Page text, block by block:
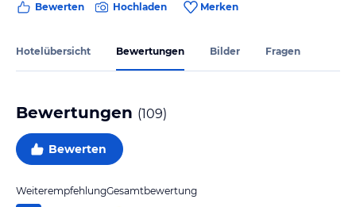
Bewerten Hochladen Merken
Hotelübersicht Bewertungen Bilder Fragen
Bewertungen (109)
Bewerten
WeiterempfehlungGesamtbewertung